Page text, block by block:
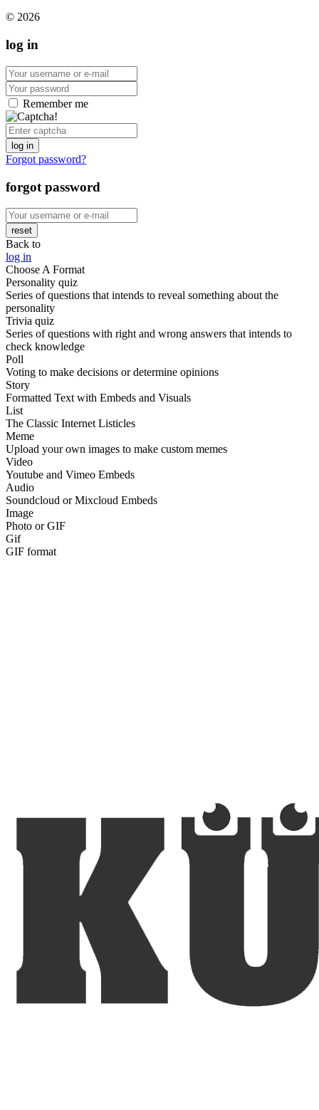
© 2026
log in
Remember me
log in
Forgot password?
forgot password
reset
Back to
log in
Choose A Format
Personality quiz
Series of questions that intends to reveal something about the
personality
Trivia quiz
Series of questions with right and wrong answers that intends to
check knowledge
Poll
Voting to make decisions or determine opinions
Story
Formatted Text with Embeds and Visuals
List
The Classic Internet Listicles
Meme
Upload your own images to make custom memes
Video
Youtube and Vimeo Embeds
Audio
Soundcloud or Mixcloud Embeds
Image
Photo or GIF
Gif
GIF format